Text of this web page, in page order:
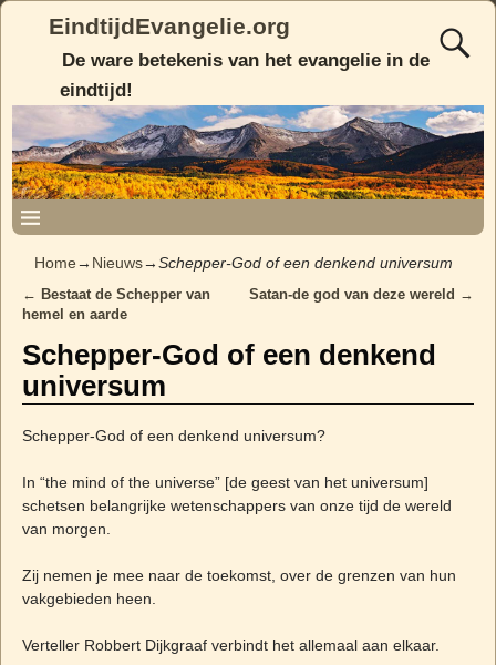
EindtijdEvangelie.org
De ware betekenis van het evangelie in de
eindtijd!
Home→ Nieuws→Schepper-God of een denkend universum
Post navigation
← Bestaat de Schepper van
hemel en aarde
Satan-de god van deze wereld →
Schepper-God of een denkend
universum
Schepper-God of een denkend universum?
In “the mind of the universe” [de geest van het universum]
schetsen belangrijke wetenschappers van onze tijd de wereld
van morgen.
Zij nemen je mee naar de toekomst, over de grenzen van hun
vakgebieden heen.
Verteller Robbert Dijkgraaf verbindt het allemaal aan elkaar.